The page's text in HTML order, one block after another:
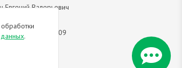
Евгений Валерьевич
/ ОГРН ИП
от 25.02.2009
.